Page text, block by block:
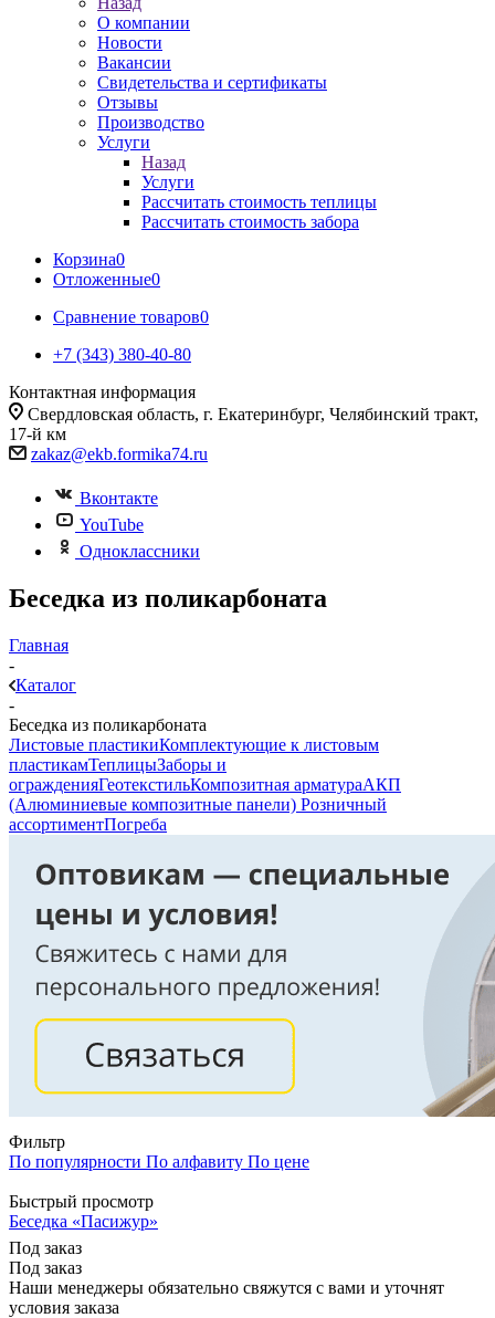
О компании
Новости
Вакансии
Свидетельства и сертификаты
Отзывы
Производство
Услуги
Назад
Услуги
Рассчитать стоимость теплицы
Рассчитать стоимость забора
Корзина0
Отложенные0
Сравнение товаров0
+7 (343) 380-40-80
Контактная информация
Свердловская область, г. Екатеринбург, Челябинский тракт,
17-й км
zakaz@ekb.formika74.ru
Вконтакте
YouTube
Одноклассники
Беседка из поликарбоната
Главная
-
Каталог
-
Беседка из поликарбоната
Листовые пластикиКомплектующие к листовым
пластикамТеплицыЗаборы и
огражденияГеотекстильКомпозитная арматураАКП
(Алюминиевые композитные панели) Розничный
ассортиментПогреба
Фильтр
По популярности По алфавиту По цене
Быстрый просмотр
Беседка «Пасижур»
Под заказ
Под заказ
Наши менеджеры обязательно свяжутся с вами и уточнят
условия заказа